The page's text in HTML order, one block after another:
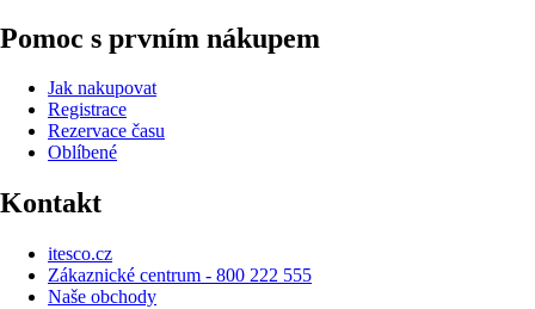
Pomoc s prvním nákupem
Jak nakupovat
Registrace
Rezervace času
Oblíbené
Kontakt
itesco.cz
Zákaznické centrum - 800 222 555
Naše obchody